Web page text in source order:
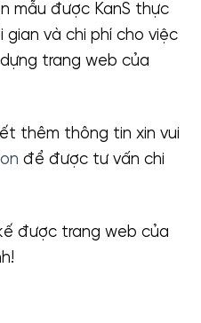
mẫu được KanS thực
và chi phí cho việc
trang web của
thêm thông tin xin vui
để được tư vấn chi
được trang web của